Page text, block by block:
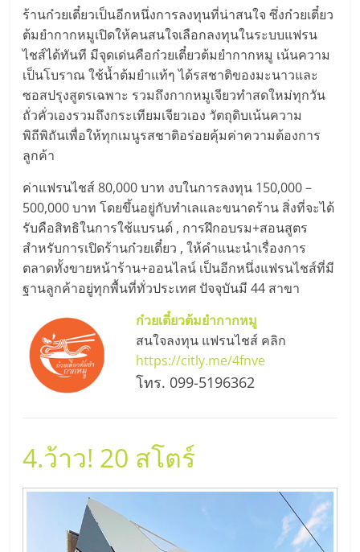
เปิด
ร้าน
ปรึกษา
ฟรี,
บริการ
พัฒนา
ระบบ
แฟ
รน
"ศูนย์
รวม
ข้อมูล
ร้านก๋วยเตี๋ยวเป็นอีกหนึ่งการลงทุนที่น่าสนใจ ซึ่งก๋วยเตี๋ยว
ต้มยำกากหมูเปิดให้คนสนใจเลือกลงทุนในระบบแฟรน
ไชส์ได้ทันที มีจุดเด่นคือก๋วยเตี๋ยวต้มยำกากหมู เน้นความ
เป็นโบราณ ใช้น้ำต้มยำแท้ๆ ได้รสชาติของมะนาวและ
ซอสปรุงสูตรเฉพาะ รวมถึงกากหมูเจียวทำสดใหม่ทุกวัน
ถั่วคั่วเองรวมถึงกระเทียมเจียวเอง วัตถุดิบเน้นความ
พิถีพิถันเพื่อให้ทุกเมนูรสชาติอร่อยคุ้มค่าความต้องการ
ลูกค้า
ค่าแฟรนไชส์ 80,000 บาท งบในการลงทุน 150,000 –
500,000 บาท โดยขึ้นอยู่กับทำเลและขนาดร้าน สิ่งที่จะได้
รับคือสิทธิในการใช้แบรนด์ , การฝึกอบรม+สอนสูตร
สำหรับการเปิดร้านก๋วยเตี๋ยว , ให้คำแนะนำเรื่องการ
ตลาดทั้งขายหน้าร้าน+ออนไลน์ เป็นอีกหนึ่งแฟรนไชส์ที่มี
ฐานลูกค้าอยู่ทุกพื้นที่ทั่วประเทศ ปัจจุบันมี 44 สาขา
ก๋วยเตี๋ยวต้มยำกากหมู
สนใจลงทุน แฟรนไชส์ คลิก
https://citly.me/4fnve
โทร. 099-5196362
4.ว้าว! 20 สโตร์